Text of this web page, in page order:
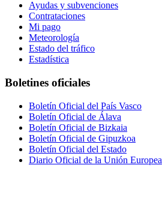
Ayudas y subvenciones
Contrataciones
Mi pago
Meteorología
Estado del tráfico
Estadística
Boletines oficiales
Boletín Oficial del País Vasco
Boletín Oficial de Álava
Boletín Oficial de Bizkaia
Boletín Oficial de Gipuzkoa
Boletín Oficial del Estado
Diario Oficial de la Unión Europea